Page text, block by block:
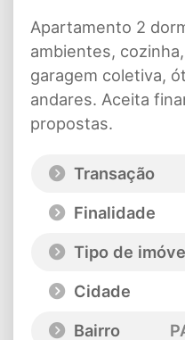
Apartamento 2
ambientes,
garagem coletiva,
andares. Aceita
propostas.
Transação
Finalidade
Tipo de
Cidade
Bairro